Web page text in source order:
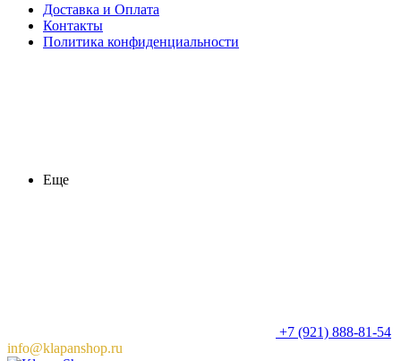
Доставка и Оплата
Контакты
Политика конфиденциальности
Еще
+7 (921) 888-81-54
info@klapanshop.ru